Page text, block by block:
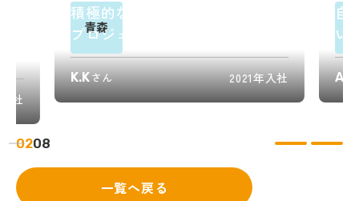
社
青森
積極的なコミュニケーションが
プロジェクト成功の鍵
K.Kさん 2021年入社
自
い
A.Y
0208
一覧へ戻る